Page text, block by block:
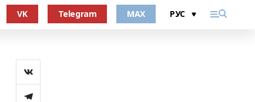
VK Telegram MAX